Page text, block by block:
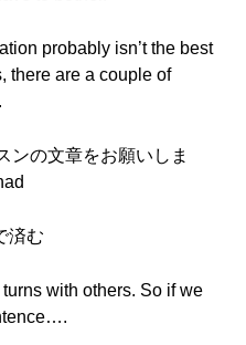
probably isn’t the best
there are a couple of
ンの文章をお願いしま
済む
turns with others. So if we